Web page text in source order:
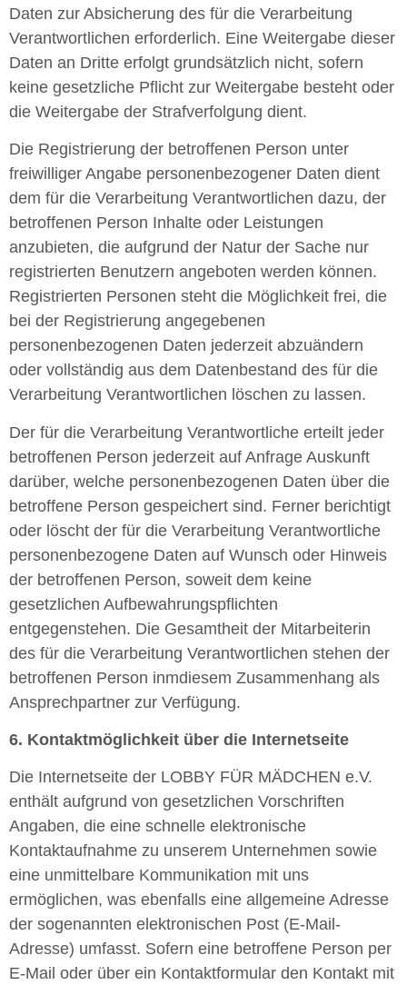
Daten zur Absicherung des für die Verarbeitung
Verantwortlichen erforderlich. Eine Weitergabe dieser
Daten an Dritte erfolgt grundsätzlich nicht, sofern
keine gesetzliche Pflicht zur Weitergabe besteht oder
die Weitergabe der Strafverfolgung dient.
Die Registrierung der betroffenen Person unter
freiwilliger Angabe personenbezogener Daten dient
dem für die Verarbeitung Verantwortlichen dazu, der
betroffenen Person Inhalte oder Leistungen
anzubieten, die aufgrund der Natur der Sache nur
registrierten Benutzern angeboten werden können.
Registrierten Personen steht die Möglichkeit frei, die
bei der Registrierung angegebenen
personenbezogenen Daten jederzeit abzuändern
oder vollständig aus dem Datenbestand des für die
Verarbeitung Verantwortlichen löschen zu lassen.
Der für die Verarbeitung Verantwortliche erteilt jeder
betroffenen Person jederzeit auf Anfrage Auskunft
darüber, welche personenbezogenen Daten über die
betroffene Person gespeichert sind. Ferner berichtigt
oder löscht der für die Verarbeitung Verantwortliche
personenbezogene Daten auf Wunsch oder Hinweis
der betroffenen Person, soweit dem keine
gesetzlichen Aufbewahrungspflichten
entgegenstehen. Die Gesamtheit der Mitarbeiterin
des für die Verarbeitung Verantwortlichen stehen der
betroffenen Person inmdiesem Zusammenhang als
Ansprechpartner zur Verfügung.
6. Kontaktmöglichkeit über die Internetseite
Die Internetseite der LOBBY FÜR MÄDCHEN e.V.
enthält aufgrund von gesetzlichen Vorschriften
Angaben, die eine schnelle elektronische
Kontaktaufnahme zu unserem Unternehmen sowie
eine unmittelbare Kommunikation mit uns
ermöglichen, was ebenfalls eine allgemeine Adresse
der sogenannten elektronischen Post (E-Mail-
Adresse) umfasst. Sofern eine betroffene Person per
E-Mail oder über ein Kontaktformular den Kontakt mit